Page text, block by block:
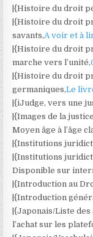
|{Histoire du droit
|{Histoire du droit
savants,A voir et à
|{Histoire du droit
marche vers l’unité,
|{Histoire du droit
germaniques,Le
|{iJudge, vers une
|{Images de la
Moyen âge à l’âge
|{Institutions
|{Institutions
Disponible sur
|{Introduction au
|{Introduction
|{Japonais/Liste
l’achat sur les